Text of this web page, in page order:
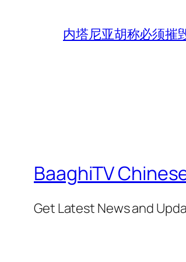
内塔尼亚胡称必须摧
BaaghiTV
Get Latest News and